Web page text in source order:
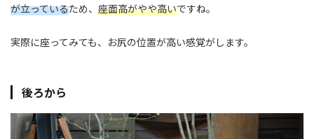
が立っているため、 座面高がやや高いですね。
実際に座ってみても、お尻の位置が高い感覚がします。
後ろから